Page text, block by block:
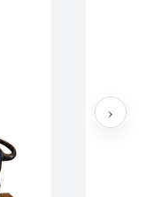
›